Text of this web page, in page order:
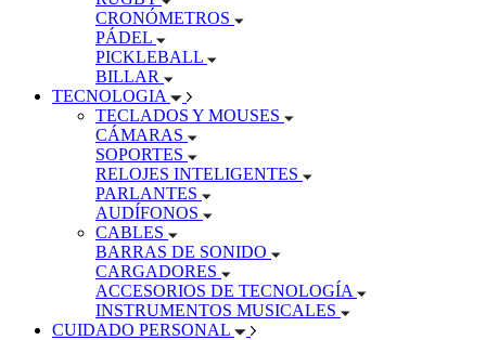
CRONÓMETROS
PÁDEL
PICKLEBALL
BILLAR
TECNOLOGIA
TECLADOS Y MOUSES
CÁMARAS
SOPORTES
RELOJES INTELIGENTES
PARLANTES
AUDÍFONOS
CABLES
BARRAS DE SONIDO
CARGADORES
ACCESORIOS DE TECNOLOGÍA
INSTRUMENTOS MUSICALES
CUIDADO PERSONAL